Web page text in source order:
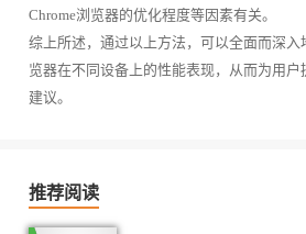
Chrome浏览器的优化程度等因素有关。
综上所述，通过以上方法，可以全面而深入
览器在不同设备上的性能表现，从而为用
建议。
推荐阅读